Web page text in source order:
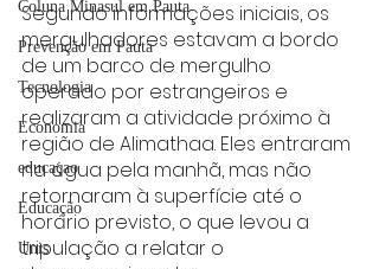
Coluna Minasul em Pauta
Prevenção em Pauta
Tecnologia
Economia
educaçao
Educação
Unis
Segundo informações iniciais, os
mergulhadores estavam a bordo
de um barco de mergulho
operado por estrangeiros e
realizaram a atividade próximo à
região de Alimathaa. Eles entraram
na água pela manhã, mas não
retornaram à superfície até o
horário previsto, o que levou a
tripulação a relatar o